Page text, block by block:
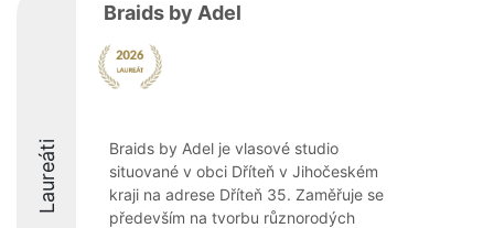
Laureáti
Braids by Adel
Braids by Adel je vlasové studio
situované v obci Dříteň v Jihočeském
kraji na adrese Dříteň 35. Zaměřuje se
především na tvorbu různorodých